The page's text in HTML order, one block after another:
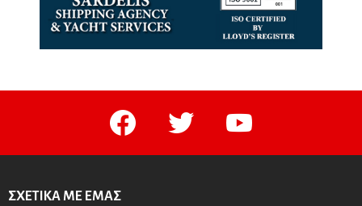
facebook twitter youtube
ΣΧΕΤΙΚΆ ΜΕ ΕΜΆΣ